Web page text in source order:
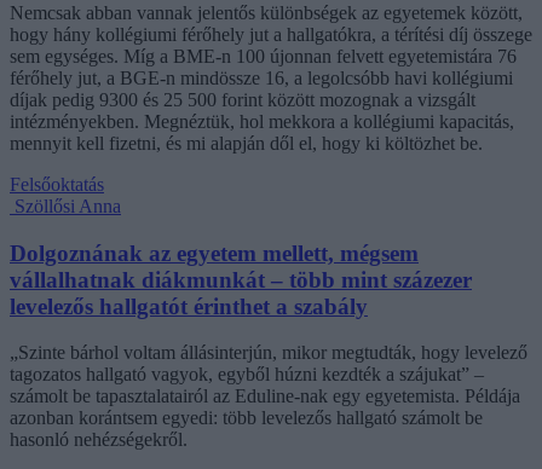
Nemcsak abban vannak jelentős különbségek az egyetemek között,
hogy hány kollégiumi férőhely jut a hallgatókra, a térítési díj összege
sem egységes. Míg a BME-n 100 újonnan felvett egyetemistára 76
férőhely jut, a BGE-n mindössze 16, a legolcsóbb havi kollégiumi
díjak pedig 9300 és 25 500 forint között mozognak a vizsgált
intézményekben. Megnéztük, hol mekkora a kollégiumi kapacitás,
mennyit kell fizetni, és mi alapján dől el, hogy ki költözhet be.
Felsőoktatás
Szöllősi Anna
Dolgoznának az egyetem mellett, mégsem
vállalhatnak diákmunkát – több mint százezer
levelezős hallgatót érinthet a szabály
„Szinte bárhol voltam állásinterjún, mikor megtudták, hogy levelező
tagozatos hallgató vagyok, egyből húzni kezdték a szájukat” –
számolt be tapasztalatairól az Eduline-nak egy egyetemista. Példája
azonban korántsem egyedi: több levelezős hallgató számolt be
hasonló nehézségekről.